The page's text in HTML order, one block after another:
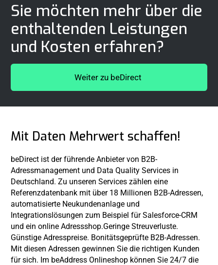
Sie möchten mehr über die
enthaltenden Leistungen
und Kosten erfahren?
Weiter zu beDirect
Mit Daten Mehrwert schaffen!
beDirect ist der führende Anbieter von B2B-
Adressmanagement und Data Quality Services in
Deutschland. Zu unseren Services zählen eine
Referenzdatenbank mit über 18 Millionen B2B-Adressen,
automatisierte Neukundenanlage und
Integrationslösungen zum Beispiel für Salesforce-CRM
und ein online Adressshop.Geringe Streuverluste.
Günstige Adresspreise. Bonitätsgeprüfte B2B-Adressen.
Mit diesen Adressen gewinnen Sie die richtigen Kunden
für sich. Im beAddress Onlineshop können Sie 24/7 die